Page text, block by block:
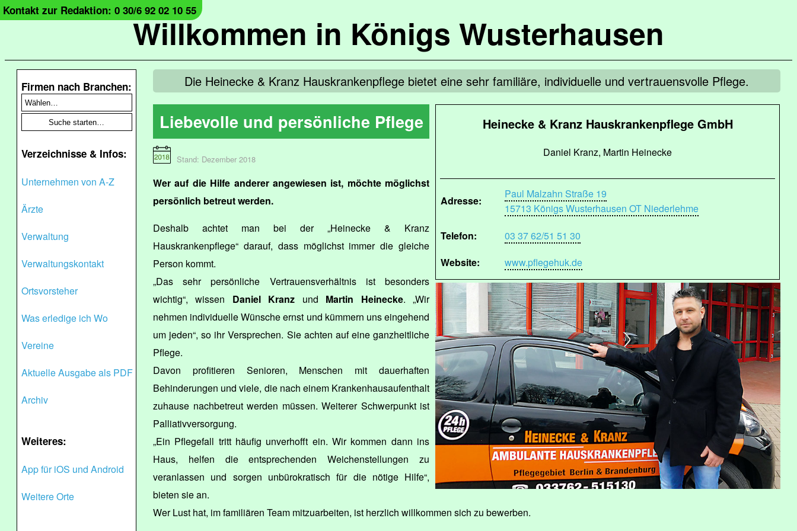
Willkommen in Königs Wusterhausen
Kontakt zur Redaktion: 0 30/6 92 02 10 55
Firmen nach Branchen:
Verzeichnisse & Infos:
Unternehmen von A-Z
Ärzte
Verwaltung
Verwaltungskontakt
Ortsvorsteher
Was erledige ich Wo
Vereine
Aktuelle Ausgabe als PDF
Archiv
Weiteres:
App für iOS und Android
Weitere Orte
Die Heinecke & Kranz Hauskrankenpflege bietet eine sehr familiäre, individuelle und vertrauensvolle Pflege.
Heinecke & Kranz Hauskrankenpflege GmbH
Daniel Kranz, Martin Heinecke
Adresse:
Paul Malzahn Straße 19
15713 Königs Wusterhausen OT Niederlehme
Telefon:
03 37 62/51 51 30
Website:
www.pflegehuk.de
Liebevolle und persönliche Pflege
Stand: Dezember 2018
Wer auf die Hilfe anderer angewiesen ist, möchte möglichst
persönlich betreut werden.
Deshalb achtet man bei der „Heinecke & Kranz
Hauskrankenpflege“ darauf, dass möglichst immer die gleiche
Person kommt.
„Das sehr persönliche Vertrauensverhältnis ist besonders
wichtig“, wissen Daniel Kranz und Martin Heinecke. „Wir
nehmen individuelle Wünsche ernst und kümmern uns eingehend
um jeden“, so ihr Versprechen. Sie achten auf eine ganzheitliche
Pflege.
Davon profitieren Senioren, Menschen mit dauerhaften
Behinderungen und viele, die nach einem Krankenhausaufenthalt
zuhause nachbetreut werden müssen. Weiterer Schwerpunkt ist
Palliativversorgung.
„Ein Pflegefall tritt häufig unverhofft ein. Wir kommen dann ins
Haus, helfen die entsprechenden Weichenstellungen zu
veranlassen und sorgen unbürokratisch für die nötige Hilfe“,
bieten sie an.
Wer Lust hat, im familiären Team mitzuarbeiten, ist herzlich willkommen sich zu bewerben.